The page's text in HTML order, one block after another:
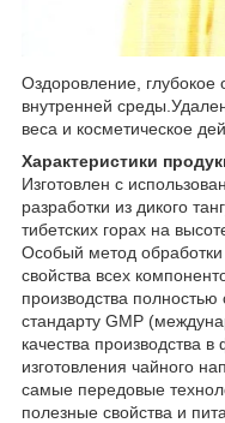
Оздоровление,
внутренней среды.Уда
веса и косметическое
Характеристики
Изготовлен с
разработки из дикого
тибетских горах на
Особый метод обработки
свойства всех
производства
стандарту GMP
качества производства
изготовления чайного
самые передовые
полезные свойства и